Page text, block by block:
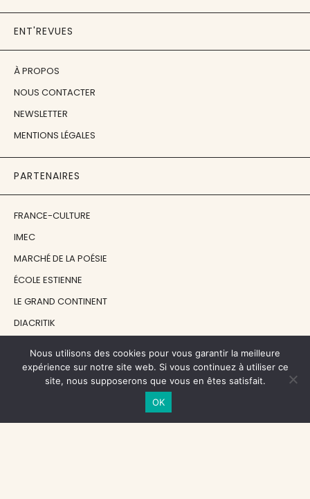
ENT'REVUES
À PROPOS
NOUS CONTACTER
NEWSLETTER
MENTIONS LÉGALES
PARTENAIRES
FRANCE-CULTURE
IMEC
MARCHÉ DE LA POÉSIE
ÉCOLE ESTIENNE
LE GRAND CONTINENT
DIACRITIK
NOS SOUTIENS
CENTRE NATIONAL DU LIVRE
Nous utilisons des cookies pour vous garantir la meilleure
expérience sur notre site web. Si vous continuez à utiliser ce
site, nous supposerons que vous en êtes satisfait.
OK